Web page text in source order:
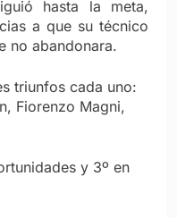
hasta la meta,
a que su técnico
no abandonara.
triunfos cada uno:
Fiorenzo Magni,
y 3º en